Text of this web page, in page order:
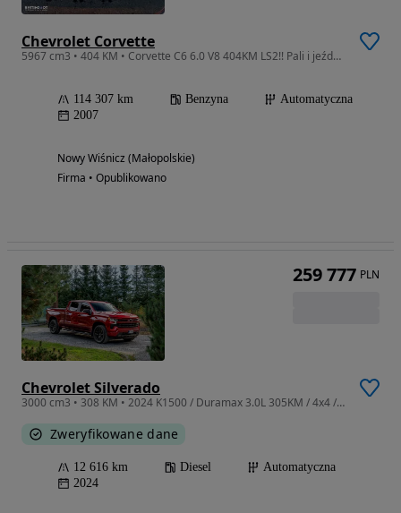
Chevrolet Corvette
5967 cm3 • 404 KM • Corvette C6 6.0 V8 404KM LS2!! Pali i jeździ, Transport plac PL
114 307 km Benzyna
Automatyczna
2007
Nowy Wiśnicz (Małopolskie)
Firma • Opublikowano
Chevrolet Silverado
3000 cm3 • 308 KM • 2024 K1500 / Duramax 3.0L 305KM / 4x4 / PL MENU / Idealny stan DIESEL
Zweryfikowane dane
12 616 km Diesel
Automatyczna
2024
259 777 PLN